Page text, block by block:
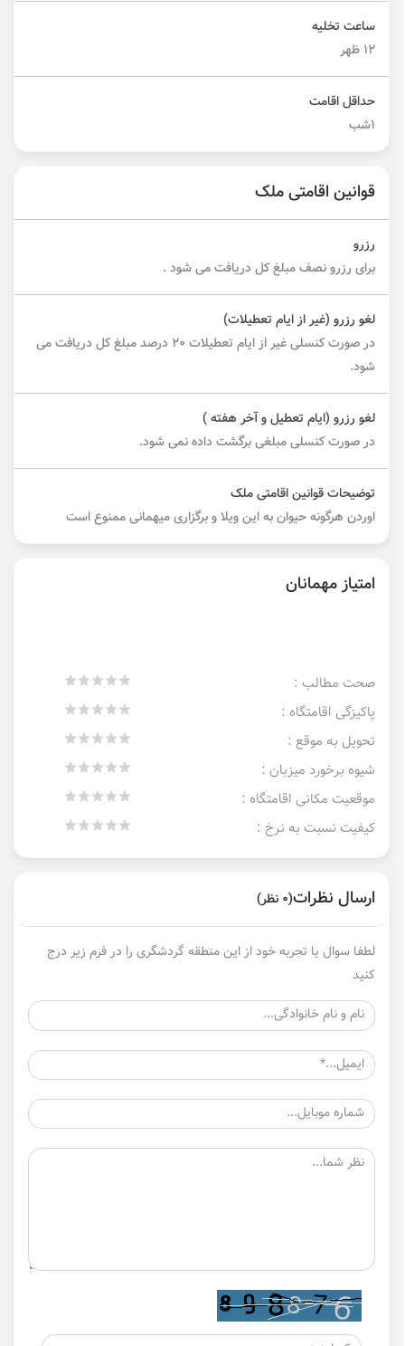
ساعت تخلیه
12 ظهر
حداقل اقامت
1شب
قوانین اقامتی ملک
رزرو
برای رزرو نصف مبلغ کل دریافت می شود .
لغو رزرو (غیر از ایام تعطیلات)
در صورت کنسلی غیر از ایام تعطیلات ۲۰ درصد مبلغ کل دریافت می
شود.
لغو رزرو (ایام تعطیل و آخر هفته )
در صورت کنسلی مبلغی برگشت داده نمی شود.
توضیحات قوانین اقامتی ملک
اوردن هرگونه حیوان به این ویلا و برگزاری میهمانی ممنوع است
امتیاز مهمانان
صحت مطالب :
پاکیزگی اقامتگاه :
تحویل به موقع :
شیوه برخورد میزبان :
موقعیت مکانی اقامتگاه :
کیفیت نسبت به نرخ :
ارسال نظرات(0 نظر)
لطفا سوال یا تجربه خود از این منطقه گردشگری را در فرم زیر درج
کنید